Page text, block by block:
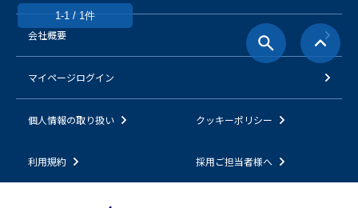
1-1 / 1件
会社概要
マイページログイン
個人情報の取り扱い クッキーポリシー
利用規約 採用ご担当者様へ